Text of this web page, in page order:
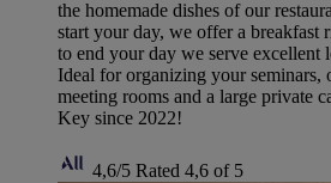
the homemade dishes of our
start your day, we offer a breakfast
to end your day we serve excellent
Ideal for organizing your seminars,
meeting rooms and a large private
Key since 2022!
4,6/5 Rated 4,6 of 5